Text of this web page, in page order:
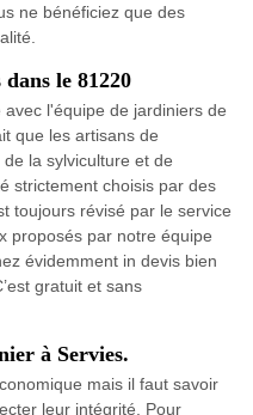
ne bénéficiez que des
le 81220
l'équipe de jardiniers de
que les artisans de
la sylviculture et de
strictement choisis par des
toujours révisé par le service
proposés par notre équipe
évidemment in devis bien
gratuit et sans
à Servies.
mais il faut savoir
leur intégrité. Pour